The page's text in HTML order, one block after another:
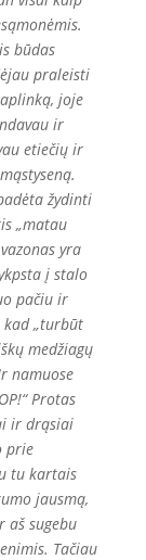
būdas
praleisti
joje
ir
etiečių ir
žydinti
„matau
yra
į stalo
pačiu ir
kad „turbūt
medžiagų
namuose
Protas
ir drąsiai
prie
tu kartais
jausmą,
aš sugebu
Tačiau